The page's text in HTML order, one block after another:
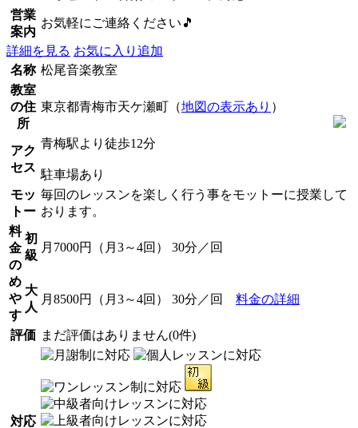
営業
案内
お気軽にご連絡ください🎵
詳細を見る お気に入り追加
名称 松尾音楽教室
教室
の住
所
東京都青梅市天ケ瀬町（地図の表示あり ）
アク
セス
青梅駅より徒歩12分
駐車場あり
モッ
トー
毎回のレッスンを楽しく行う事をモットーに授業して
おります。
料
金
の
め
や
す
初
級
月7000円（月3～4回） 30分／回
大
人
月8500円（月3～4回） 30分／回 料金の詳細
評価 まだ評価はありません(0件)
対応